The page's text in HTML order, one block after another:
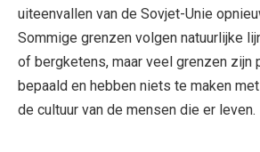
uiteenvallen van de Sovjet-Unie
Sommige grenzen volgen natuurlijke
of bergketens, maar veel grenzen zijn
bepaald en hebben niets te maken
de cultuur van de mensen die er leven.